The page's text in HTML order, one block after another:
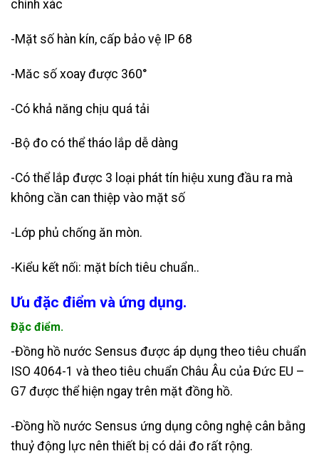
chính xác
-Mặt số hàn kín, cấp bảo vệ IP 68
-Măc số xoay được 360°
-Có khả năng chịu quá tải
-Bộ đo có thể tháo lắp dễ dàng
-Có thể lắp được 3 loại phát tín hiệu xung đầu ra mà
không cần can thiệp vào mặt số
-Lớp phủ chống ăn mòn.
-Kiểu kết nối: mặt bích tiêu chuẩn..
Ưu đặc điểm và ứng dụng.
Đặc điểm.
-Đồng hồ nước Sensus được áp dụng theo tiêu chuẩn
ISO 4064-1 và theo tiêu chuẩn Châu Âu của Đức EU –
G7 được thể hiện ngay trên mặt đồng hồ.
-Đồng hồ nước Sensus ứng dụng công nghệ cân bằng
thuỷ động lực nên thiết bị có dải đo rất rộng.